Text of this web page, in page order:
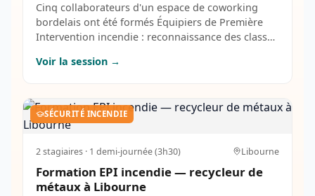
Cinq collaborateurs d'un espace de coworking
bordelais ont été formés Équipiers de Première
Intervention incendie : reconnaissance des classes
pulvérisée et CO2 sur foyer réel, organisation de
Voir la session →
SÉCURITÉ INCENDIE
2stagiaires · 1 demi-journée (3h30) Libourne
Formation EPI incendie — recycleur de
métaux à Libourne